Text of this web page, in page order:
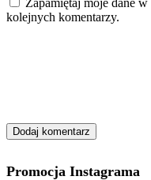
kolejnych komentarzy.
Promocja Instagrama